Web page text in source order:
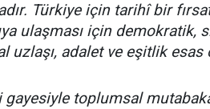
Türkiye için tarihî bir fırsat
ulaşması için
adalet ve eşitlik esas
toplumsal